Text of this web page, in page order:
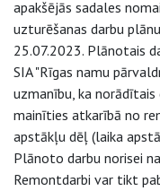
apakšējās sadales
uzturēšanas darbu
25.07.2023. Plānotais
SIA "Rīgas namu
uzmanību, ka
mainīties atkarībā no
apstākļu dēļ (laika
Plānoto darbu norisei
Remontdarbi var tikt